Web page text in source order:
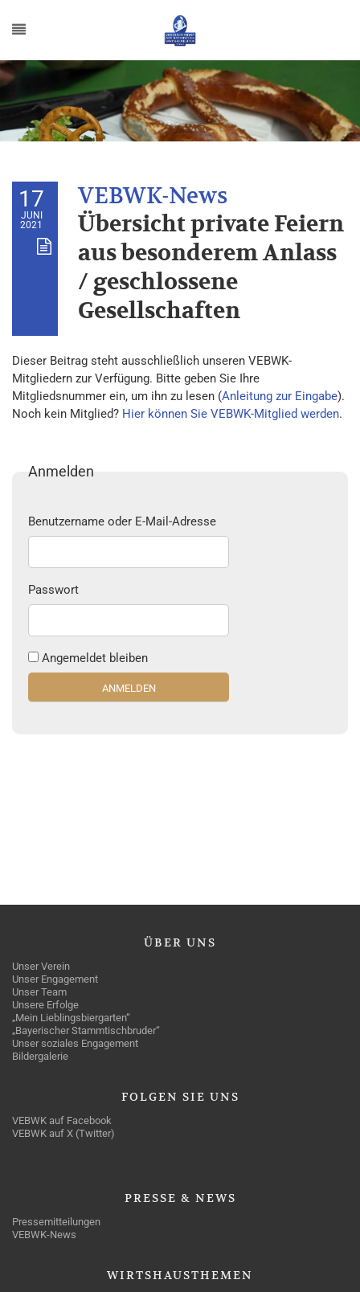
17
JUNI
2021
Übersicht private Feiern
aus besonderem Anlass
/ geschlossene
Gesellschaften
Dieser Beitrag steht ausschließlich unseren VEBWK-
Mitgliedern zur Verfügung. Bitte geben Sie Ihre
Mitgliedsnummer ein, um ihn zu lesen (Anleitung zur Eingabe).
Noch kein Mitglied? Hier können Sie VEBWK-Mitglied werden.
Anmelden
Benutzername oder E-Mail-Adresse
Passwort
Angemeldet bleiben
ÜBER UNS
Unser Verein
Unser Engagement
Unser Team
Unsere Erfolge
„Mein Lieblingsbiergarten“
„Bayerischer Stammtischbruder“
Unser soziales Engagement
Bildergalerie
FOLGEN SIE UNS
VEBWK auf Facebook
VEBWK auf X (Twitter)
PRESSE & NEWS
Pressemitteilungen
VEBWK-News
WIRTSHAUSTHEMEN